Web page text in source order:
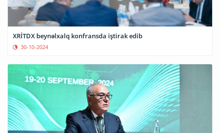
XRİTDX beynəlxalq konfransda iştirak edib
30-10-2024